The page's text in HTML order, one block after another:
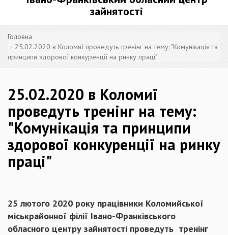
зайнятості
Головна
25.02.2020 в Коломиї проведуть тренінг на тему: "Комунікація та
принципи здорової конкуренції на ринку праці"
25.02.2020 в Коломиї
проведуть тренінг на тему:
"Комунікація та принципи
здорової конкуренції на ринку
праці"
25 лютого 2020 року працівники Коломийської
міськрайонної філії Івано-Франківського
обласного центру зайнятості проведуть тренінг